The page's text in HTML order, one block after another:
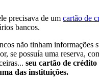
precisava de um cartão de
bancos.
não tinham informações
se possuía uma reserva,
seu cartão de
das instituições.